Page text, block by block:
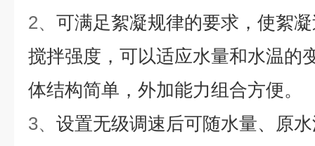
2、 可满足絮凝规律的要求，使絮
搅拌强度，可以适应水量和水温的
体结构简单，外加能力组合方便。
3、 设置无级调速后可随水量、原